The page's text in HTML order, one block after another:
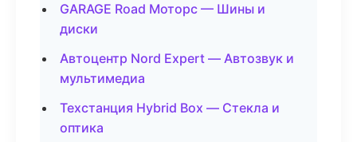
GARAGE Road Моторс — Шины и
диски
Автоцентр Nord Expert — Автозвук и
мультимедиа
Техстанция Hybrid Box — Стекла и
оптика